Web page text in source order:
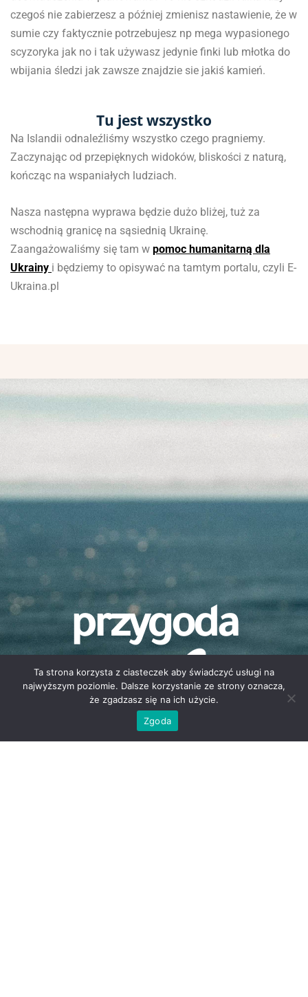
czegoś nie zabierzesz a później zmienisz nastawienie, że w
sumie czy faktycznie potrzebujesz np mega wypasionego
scyzoryka jak no i tak używasz jedynie finki lub młotka do
wbijania śledzi jak zawsze znajdzie sie jakiś kamień.
Tu jest wszystko
Na Islandii odnaleźliśmy wszystko czego pragniemy.
Zaczynając od przepięknych widoków, bliskości z naturą,
kończąc na wspaniałych ludziach.
Nasza następna wyprawa będzie dużo bliżej, tuż za
wschodnią granicę na sąsiednią Ukrainę.
Zaangażowaliśmy się tam w pomoc humanitarną dla
Ukrainy i będziemy to opisywać na tamtym portalu, czyli E-
Ukraina.pl
przygoda
czeka
Ta strona korzysta z ciasteczek aby świadczyć usługi na
najwyższym poziomie. Dalsze korzystanie ze strony oznacza,
że zgadzasz się na ich użycie.
Zgoda